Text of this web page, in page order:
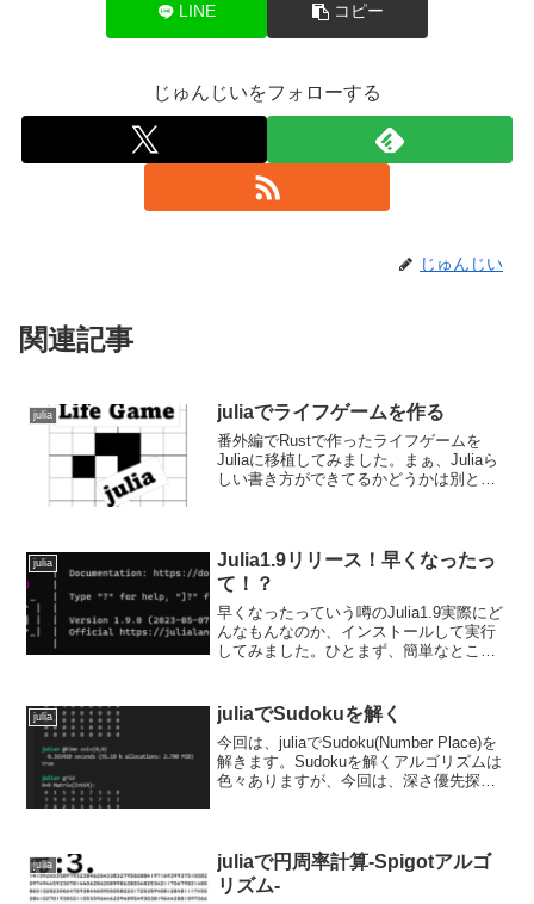
LINE コピー
じゅんじいをフォローする
じゅんじい
関連記事
julia juliaでライフゲームを作る
番外編でRustで作ったライフゲームを
Juliaに移植してみました。まぁ、Juliaら
しい書き方ができてるかどうかは別とし
julia
Julia1.9リリース！早くなったっ
て！？
早くなったっていう噂のJulia1.9実際にど
んなもんなのか、インストールして実行
してみました。ひとまず、簡単なところ
た。今回は、julia1.7.3,juli...
julia juliaでSudokuを解く
今回は、juliaでSudoku(Number Place)を
解きます。Sudokuを解くアルゴリズムは
色々ありますが、今回は、深さ優先探索
julia
juliaで円周率計算-Spigotアルゴ
リズム-